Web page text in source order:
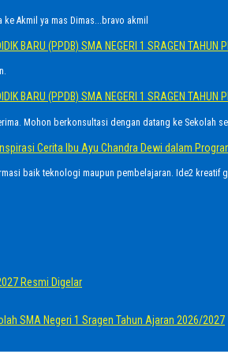
Akmil ya mas Dimas...bravo akmil
BARU (PPDB) SMA NEGERI 1 SRAGEN
BARU (PPDB) SMA NEGERI 1 SRAGEN
Mohon berkonsultasi dengan datang ke Sekolah
Inspirasi Cerita Ibu Ayu Chandra Dewi dalam
baik teknologi maupun pembelajaran. Ide2 kreatif
Resmi Digelar
SMA Negeri 1 Sragen Tahun Ajaran 2026/2027